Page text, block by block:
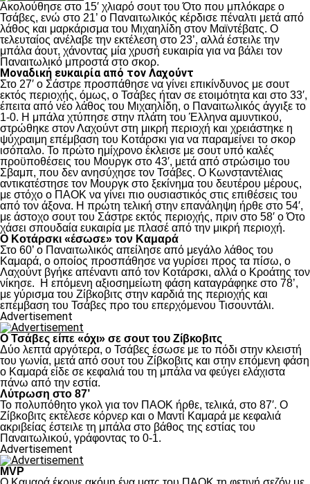
Ακολούθησε στο 15′ χλιαρό σουτ του Ότο που μπλόκαρε ο
Τσάβες, ενώ στο 21’ ο Παναιτωλικός κέρδισε πέναλτι μετά από
λάθος και μαρκάρισμα του Μιχαηλίδη στον Μαϊντέβατς. Ο
τελευταίος ανέλαβε την εκτέλεση στο 23’, αλλά έστειλε την
μπάλα άουτ, χάνοντας μία χρυσή ευκαιρία για να βάλει τον
Παναιτωλικό μπροστά στο σκορ.
Μοναδική ευκαιρία από τον Λαχούντ
Στο 27′ ο Σάστρε προσπάθησε να γίνει επικίνδυνος με σουτ
εκτός περιοχής, όμως, ο Τσάβες ήταν σε ετοιμότητα και στο 33′,
έπειτα από νέο λάθος του Μιχαηλίδη, ο Παναιτωλικός άγγιξε το
1-0. Η μπάλα χτύπησε στην πλάτη του Έλληνα αμυντικού,
στρώθηκε στον Λαχούντ στη μικρή περιοχή και χρειάστηκε η
ψύχραιμη επέμβαση του Κοτάρσκι για να παραμείνει το σκορ
ισόπαλο. Το πρώτο ημίχρονο έκλεισε με σουτ υπό καλές
προϋποθέσεις του Μουργκ στο 43′, μετά από στρώσιμο του
Σβαμπ, που δεν ανησύχησε τον Τσάβες. Ο Κωνσταντέλιας
αντικατέστησε τον Μουργκ στο ξεκίνημα του δευτέρου μέρους,
με στόχο ο ΠΑΟΚ να γίνει πιο ουσιαστικός στις επιθέσεις του
από τον άξονα. Η πρώτη τελική στην επανάληψη ήρθε στο 54′,
με άστοχο σουτ του Σάστρε εκτός περιοχής, πριν στο 58′ ο Ότο
χάσει σπουδαία ευκαιρία με πλασέ από την μικρή περιοχή.
Ο Κοτάρσκι «έσωσε» τον Καμαρά
Στο 60’ ο Παναιτωλικός απείλησε από μεγάλο λάθος του
Καμαρά, ο οποίος προσπάθησε να γυρίσει προς τα πίσω, ο
Λαχούντ βγήκε απέναντι από τον Κοτάρσκι, αλλά ο Κροάτης τον
νίκησε. Η επόμενη αξιοσημείωτη φάση καταγράφηκε στο 78’,
με γύρισμα του Ζίβκοβιτς στην καρδιά της περιοχής και
επέμβαση του Τσάβες προ του επερχόμενου Τισουντάλι.
Advertisement
Ο Τσάβες είπε «όχι» σε σουτ του Ζίβκοβιτς
Δύο λεπτά αργότερα, ο Τσάβες έσωσε με το πόδι στην κλειστή
του γωνία, μετά από σουτ του Ζίβκοβιτς και στην επόμενη φάση
ο Καμαρά είδε σε κεφαλιά του τη μπάλα να φεύγει ελάχιστα
πάνω από την εστία.
Λύτρωση στο 87’
Το πολυπόθητο γκολ για τον ΠΑΟΚ ήρθε, τελικά, στο 87′. Ο
Ζίβκοβιτς εκτέλεσε κόρνερ και ο Μαντί Καμαρά με κεφαλιά
ακριβείας έστειλε τη μπάλα στο βάθος της εστίας του
Παναιτωλικού, γράφοντας το 0-1.
Advertisement
MVP